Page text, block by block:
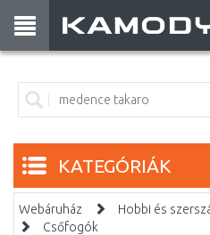
KATEGÓRIÁK
Webáruház Hobbi és
Csőfogók